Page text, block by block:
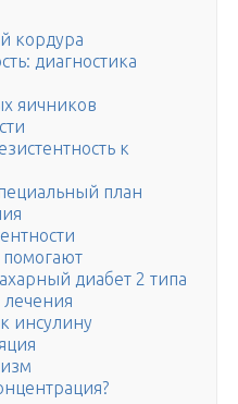
кордура
диагностика
яичников
к
план
диабет 2 типа
инсулину